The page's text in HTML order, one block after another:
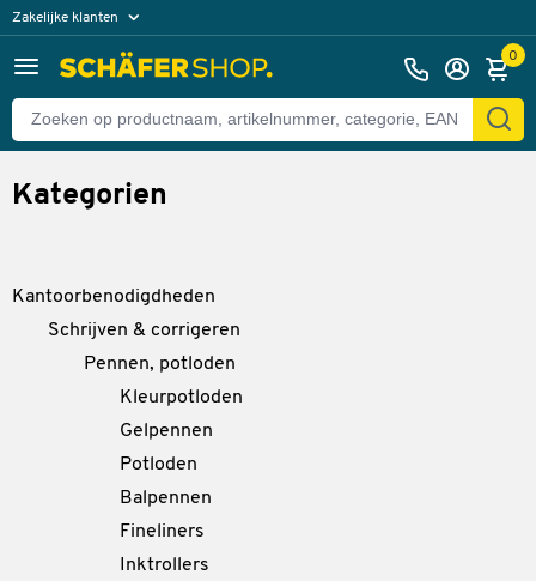
Zakelijke klanten
Particuliere klanten 0
Kategorien
Kantoorbenodigdheden
Schrijven & corrigeren
Pennen, potloden
Kleurpotloden
Gelpennen
Potloden
Balpennen
Fineliners
Inktrollers